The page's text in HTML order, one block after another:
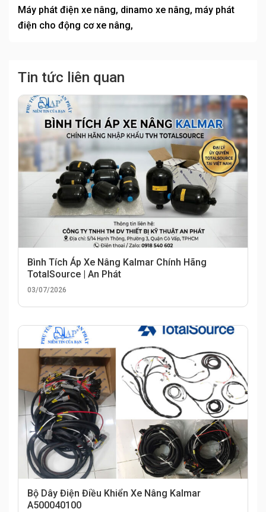
Máy phát điện xe nâng, dinamo xe nâng, máy phát
điện cho động cơ xe nâng,
Tin tức liên quan
Bình Tích Áp Xe Nâng Kalmar Chính Hãng
TotalSource | An Phát
03/07/2026
Bộ Dây Điện Điều Khiển Xe Nâng Kalmar
A500040100